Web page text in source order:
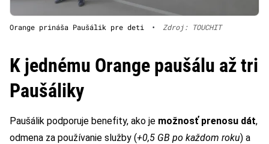
Orange prináša Paušálik pre deti • Zdroj: TOUCHIT
K jednému Orange paušálu až tri
Paušáliky
Paušálik podporuje benefity, ako je možnosť prenosu dát,
odmena za používanie služby (+0,5 GB po každom roku) a